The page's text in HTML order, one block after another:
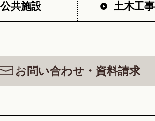
公共施設 土木工事
お問い合わせ・資料請求